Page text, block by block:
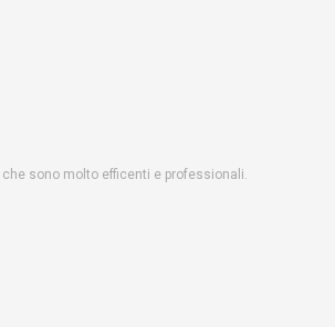
sono molto efficenti e professionali.